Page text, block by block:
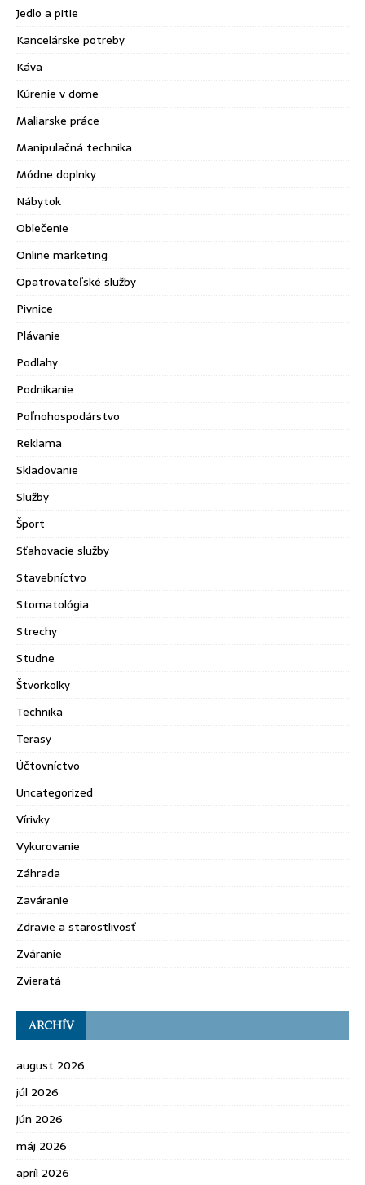
Jedlo a pitie
Kancelárske potreby
Káva
Kúrenie v dome
Maliarske práce
Manipulačná technika
Módne doplnky
Nábytok
Oblečenie
Online marketing
Opatrovateľské služby
Pivnice
Plávanie
Podlahy
Podnikanie
Poľnohospodárstvo
Reklama
Skladovanie
Služby
Šport
Sťahovacie služby
Stavebníctvo
Stomatológia
Strechy
Studne
Štvorkolky
Technika
Terasy
Účtovníctvo
Uncategorized
Vírivky
Vykurovanie
Záhrada
Zaváranie
Zdravie a starostlivosť
Zváranie
Zvieratá
ARCHÍV
august 2026
júl 2026
jún 2026
máj 2026
apríl 2026